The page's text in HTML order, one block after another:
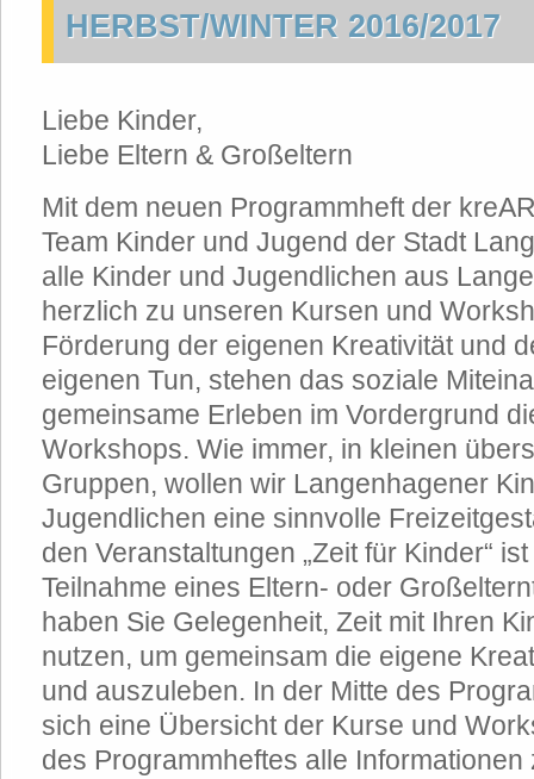
HERBST/WINTER 2016/2017
Liebe Kinder,
Liebe Eltern & Großeltern
Mit dem neuen Programmheft der
Team Kinder und Jugend der Stadt
alle Kinder und Jugendlichen aus
herzlich zu unseren Kursen und
Förderung der eigenen Kreativität und
eigenen Tun, stehen das soziale
gemeinsame Erleben im Vordergrund
Workshops. Wie immer, in kleinen
Gruppen, wollen wir Langenhagener
Jugendlichen eine sinnvolle
den Veranstaltungen „Zeit für Kinder“
Teilnahme eines Eltern- oder
haben Sie Gelegenheit, Zeit mit Ihren
nutzen, um gemeinsam die eigene
und auszuleben. In der Mitte des
sich eine Übersicht der Kurse und
des Programmheftes alle